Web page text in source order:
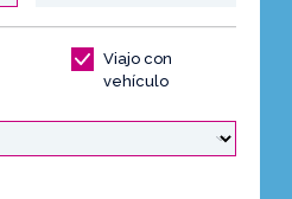
Viajo con
vehículo